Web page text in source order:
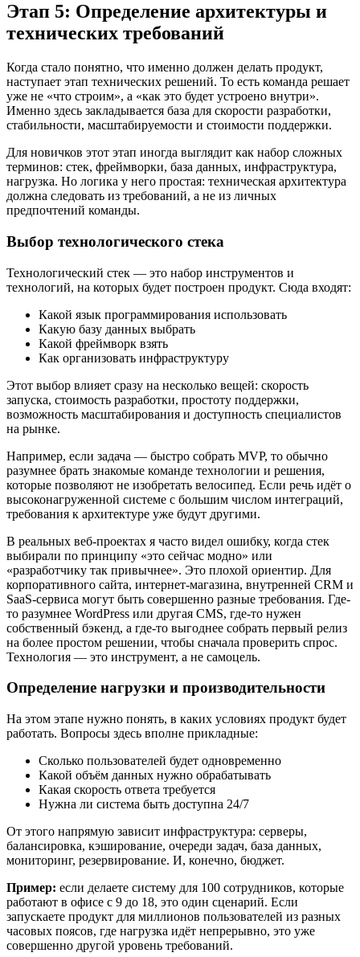
Этап 5: Определение архитектуры и
технических требований
Когда стало понятно, что именно должен делать продукт,
наступает этап технических решений. То есть команда решает
уже не «что строим», а «как это будет устроено внутри».
Именно здесь закладывается база для скорости разработки,
стабильности, масштабируемости и стоимости поддержки.
Для новичков этот этап иногда выглядит как набор сложных
терминов: стек, фреймворки, база данных, инфраструктура,
нагрузка. Но логика у него простая: техническая архитектура
должна следовать из требований, а не из личных
предпочтений команды.
Выбор технологического стека
Технологический стек — это набор инструментов и
технологий, на которых будет построен продукт. Сюда входят:
Какой язык программирования использовать
Какую базу данных выбрать
Какой фреймворк взять
Как организовать инфраструктуру
Этот выбор влияет сразу на несколько вещей: скорость
запуска, стоимость разработки, простоту поддержки,
возможность масштабирования и доступность специалистов
на рынке.
Например, если задача — быстро собрать MVP, то обычно
разумнее брать знакомые команде технологии и решения,
которые позволяют не изобретать велосипед. Если речь идёт о
высоконагруженной системе с большим числом интеграций,
требования к архитектуре уже будут другими.
В реальных веб-проектах я часто видел ошибку, когда стек
выбирали по принципу «это сейчас модно» или
«разработчику так привычнее». Это плохой ориентир. Для
корпоративного сайта, интернет-магазина, внутренней CRM и
SaaS-сервиса могут быть совершенно разные требования. Где-
то разумнее WordPress или другая CMS, где-то нужен
собственный бэкенд, а где-то выгоднее собрать первый релиз
на более простом решении, чтобы сначала проверить спрос.
Технология — это инструмент, а не самоцель.
Определение нагрузки и производительности
На этом этапе нужно понять, в каких условиях продукт будет
работать. Вопросы здесь вполне прикладные:
Сколько пользователей будет одновременно
Какой объём данных нужно обрабатывать
Какая скорость ответа требуется
Нужна ли система быть доступна 24/7
От этого напрямую зависит инфраструктура: серверы,
балансировка, кэширование, очереди задач, база данных,
мониторинг, резервирование. И, конечно, бюджет.
Пример: если делаете систему для 100 сотрудников, которые
работают в офисе с 9 до 18, это один сценарий. Если
запускаете продукт для миллионов пользователей из разных
часовых поясов, где нагрузка идёт непрерывно, это уже
совершенно другой уровень требований.